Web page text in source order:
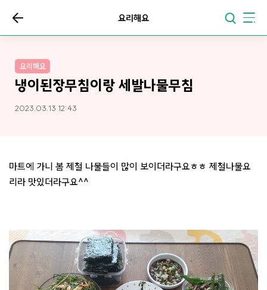
요리해요
요리해요
냉이된장무침이랑 세발나물무침
2023.03.13 12:43
마트에 가니 봄 제철 나물들이 많이 보이더라구요ㅎㅎ 제철나물요
리라 맛있더라구요^^